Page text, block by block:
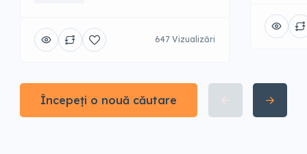
647 Vizualizări
Începeți o nouă căutare